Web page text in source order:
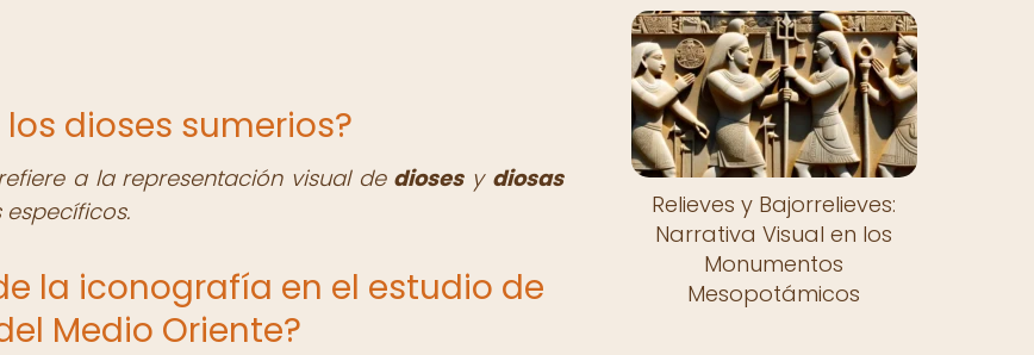
dioses sumerios?
a la representación visual de diosesy diosas
la iconografía en el estudio de
Medio Oriente?
Relieves y Bajorrelieves:
Narrativa Visual en los
Monumentos
Mesopotámicos